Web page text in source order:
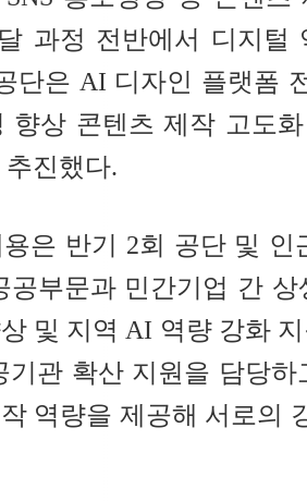
과정 전반에서 디지털
단은 AI 디자인 플랫폼
향상 콘텐츠 제작 고도
진했다.
은 반기 2회 공단 및
공부문과 민간기업 간
및 지역 AI 역량 강화
기관 확산 지원을 담당
역량을 제공해 서로의